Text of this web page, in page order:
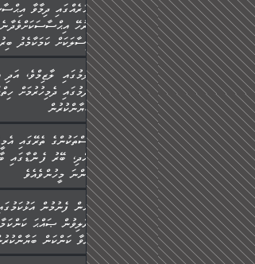
ނުރުހޭ
މިސާލަކަށް ކަމަކާމެދު ބިރުގަތުމެވެ.
ޢިލްމުގައި ލާޒިމްވެ، އަދި
ހޯދުމުގައި ދެމިހުރުމަށް
ބަޔާންކުރުން:
މީސްތަކުންގެ ތެރޭގައި
ބުއްދި، ބޭރު ފެންޑާގައި
އޮންނަ މީހުންވެއެވެ.
މުރާލިވުން ޞައްޙަ
ނުވާ ކަންކަން ބަޔާންކުރުން: